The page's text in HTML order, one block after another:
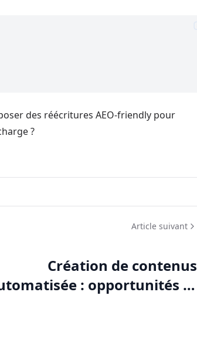
des réécritures AEO-friendly pour
?
Article suivant
Création de contenus
: opportunités et